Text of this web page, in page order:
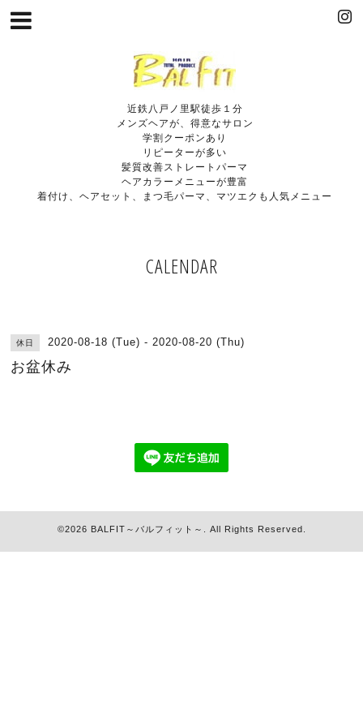
近鉄八戸ノ里駅徒歩１分
メンズヘアが、得意なサロン
学割クーポンあり
リピーターが多い
髪質改善ストレートパーマ
ヘアカラーメニューが豊富
着付け、ヘアセット、まつ毛パーマ、マツエクも人気メニュー
CALENDAR
休日 2020-08-18 (Tue) - 2020-08-20 (Thu)
お盆休み
©2026 BALFIT～バルフィット～ . All Rights Reserved.